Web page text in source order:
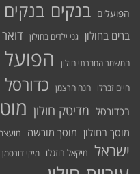
הפועלים בנקים בנקים
ברים בחולון גני ילדים בחולון דואר
המשמר החברתי חולון הפועל
חיים זברלו חנה הרצמן כדורסל
בכדורסל מדיטק חולון
מוסך בחולון מוסך מורשה
ישראל מיקאל בוזגלו מיקי דורסמן